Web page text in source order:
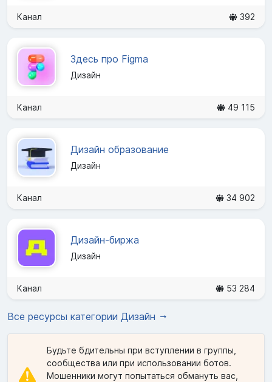
Канал 392
Здесь про Figma
Дизайн
Канал 49 115
Дизайн образование
Дизайн
Канал 34 902
Дизайн-биржа
Дизайн
Канал 53 284
Все ресурсы категории Дизайн
Будьте бдительны при вступлении в группы,
сообщества или при использовании ботов.
Мошенники могут попытаться обмануть вас,